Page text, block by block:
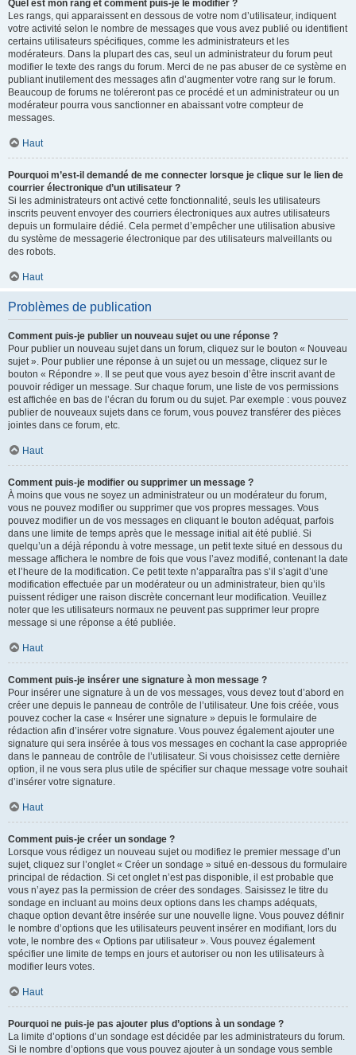
Quel est mon rang et comment puis-je le modifier ?
Les rangs, qui apparaissent en dessous de votre nom d’utilisateur, indiquent
votre activité selon le nombre de messages que vous avez publié ou identifient
certains utilisateurs spécifiques, comme les administrateurs et les
modérateurs. Dans la plupart des cas, seul un administrateur du forum peut
modifier le texte des rangs du forum. Merci de ne pas abuser de ce système en
publiant inutilement des messages afin d’augmenter votre rang sur le forum.
Beaucoup de forums ne toléreront pas ce procédé et un administrateur ou un
modérateur pourra vous sanctionner en abaissant votre compteur de
messages.
Haut
Pourquoi m’est-il demandé de me connecter lorsque je clique sur le lien de
courrier électronique d’un utilisateur ?
Si les administrateurs ont activé cette fonctionnalité, seuls les utilisateurs
inscrits peuvent envoyer des courriers électroniques aux autres utilisateurs
depuis un formulaire dédié. Cela permet d’empêcher une utilisation abusive
du système de messagerie électronique par des utilisateurs malveillants ou
des robots.
Haut
Problèmes de publication
Comment puis-je publier un nouveau sujet ou une réponse ?
Pour publier un nouveau sujet dans un forum, cliquez sur le bouton « Nouveau
sujet ». Pour publier une réponse à un sujet ou un message, cliquez sur le
bouton « Répondre ». Il se peut que vous ayez besoin d’être inscrit avant de
pouvoir rédiger un message. Sur chaque forum, une liste de vos permissions
est affichée en bas de l’écran du forum ou du sujet. Par exemple : vous pouvez
publier de nouveaux sujets dans ce forum, vous pouvez transférer des pièces
jointes dans ce forum, etc.
Haut
Comment puis-je modifier ou supprimer un message ?
À moins que vous ne soyez un administrateur ou un modérateur du forum,
vous ne pouvez modifier ou supprimer que vos propres messages. Vous
pouvez modifier un de vos messages en cliquant le bouton adéquat, parfois
dans une limite de temps après que le message initial ait été publié. Si
quelqu’un a déjà répondu à votre message, un petit texte situé en dessous du
message affichera le nombre de fois que vous l’avez modifié, contenant la date
et l’heure de la modification. Ce petit texte n’apparaîtra pas s’il s’agit d’une
modification effectuée par un modérateur ou un administrateur, bien qu’ils
puissent rédiger une raison discrète concernant leur modification. Veuillez
noter que les utilisateurs normaux ne peuvent pas supprimer leur propre
message si une réponse a été publiée.
Haut
Comment puis-je insérer une signature à mon message ?
Pour insérer une signature à un de vos messages, vous devez tout d’abord en
créer une depuis le panneau de contrôle de l’utilisateur. Une fois créée, vous
pouvez cocher la case « Insérer une signature » depuis le formulaire de
rédaction afin d’insérer votre signature. Vous pouvez également ajouter une
signature qui sera insérée à tous vos messages en cochant la case appropriée
dans le panneau de contrôle de l’utilisateur. Si vous choisissez cette dernière
option, il ne vous sera plus utile de spécifier sur chaque message votre souhait
d’insérer votre signature.
Haut
Comment puis-je créer un sondage ?
Lorsque vous rédigez un nouveau sujet ou modifiez le premier message d’un
sujet, cliquez sur l’onglet « Créer un sondage » situé en-dessous du formulaire
principal de rédaction. Si cet onglet n’est pas disponible, il est probable que
vous n’ayez pas la permission de créer des sondages. Saisissez le titre du
sondage en incluant au moins deux options dans les champs adéquats,
chaque option devant être insérée sur une nouvelle ligne. Vous pouvez définir
le nombre d’options que les utilisateurs peuvent insérer en modifiant, lors du
vote, le nombre des « Options par utilisateur ». Vous pouvez également
spécifier une limite de temps en jours et autoriser ou non les utilisateurs à
modifier leurs votes.
Haut
Pourquoi ne puis-je pas ajouter plus d’options à un sondage ?
La limite d’options d’un sondage est décidée par les administrateurs du forum.
Si le nombre d’options que vous pouvez ajouter à un sondage vous semble